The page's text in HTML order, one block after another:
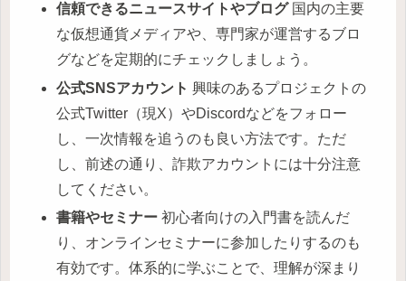
信頼できるニュースサイトやブログ国内の主要
な仮想通貨メディアや、専門家が運営するブロ
グなどを定期的にチェックしましょう。
公式SNSアカウント 興味のあるプロジェクトの
公式Twitter（現X）やDiscordなどをフォロー
し、一次情報を追うのも良い方法です。ただ
し、前述の通り、詐欺アカウントには十分注意
してください。
書籍やセミナー 初心者向けの入門書を読んだ
り、オンラインセミナーに参加したりするのも
有効です。体系的に学ぶことで、理解が深まり